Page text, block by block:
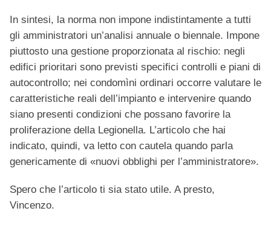
In sintesi, la norma non impone indistintamente a tutti
gli amministratori un’analisi annuale o biennale. Impone
piuttosto una gestione proporzionata al rischio: negli
edifici prioritari sono previsti specifici controlli e piani di
autocontrollo; nei condomìni ordinari occorre valutare le
caratteristiche reali dell’impianto e intervenire quando
siano presenti condizioni che possano favorire la
proliferazione della Legionella. L’articolo che hai
indicato, quindi, va letto con cautela quando parla
genericamente di «nuovi obblighi per l’amministratore».
Spero che l’articolo ti sia stato utile. A presto,
Vincenzo.